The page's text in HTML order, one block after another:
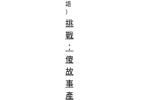
挑
戰
：
傻
故
事
產